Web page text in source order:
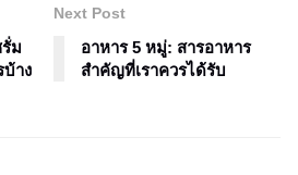
ม
าง
Next Post
อาหาร 5 หมู่: สารอาหาร
สำคัญที่เราควรได้รับ